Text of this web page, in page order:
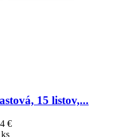
15 listov,...
€